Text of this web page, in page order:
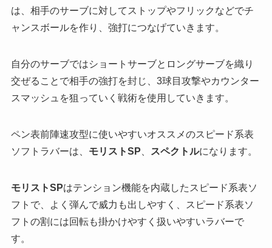
は、相手のサーブに対してストップやフリックなどでチ
ャンスボールを作り、強打につなげていきます。
自分のサーブではショートサーブとロングサーブを織り
交ぜることで相手の強打を封じ、3球目攻撃やカウンター
スマッシュを狙っていく戦術を使用していきます。
ペン表前陣速攻型に使いやすいオススメのスピード系表
ソフトラバーは、 モリストSP スペクトルになります。
モリストSPはテンション機能を内蔵したスピード系表ソ
フトで、よく弾んで威力も出しやすく、スピード系表ソ
フトの割には回転も掛かけやすく扱いやすいラバーで
す。